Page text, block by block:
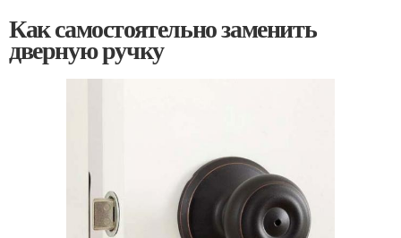
Как самостоятельно заменить
дверную ручку